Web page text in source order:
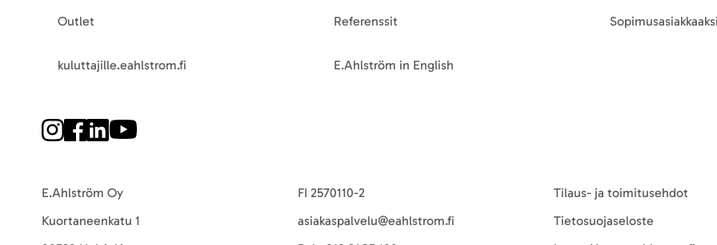
Outlet
kuluttajille.eahlstrom.fi
Referenssit
E.Ahlström in English
E.Ahlström Oy
Kuortaneenkatu 1
FI 2570110-2
asiakaspalvelu@eahlstrom.fi
Tilaus- ja toimitusehdot
Tietosuojaseloste